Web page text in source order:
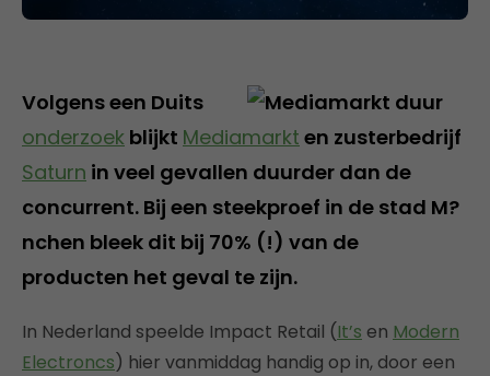
Volgens een Duits
onderzoek blijkt Mediamarkt en zusterbedrijf
Saturn in veel gevallen duurder dan de
concurrent. Bij een steekproef in de stad M?
nchen bleek dit bij 70% (!) van de
producten het geval te zijn.
In Nederland speelde Impact Retail (It’s en Modern
Electroncs) hier vanmiddag handig op in, door een